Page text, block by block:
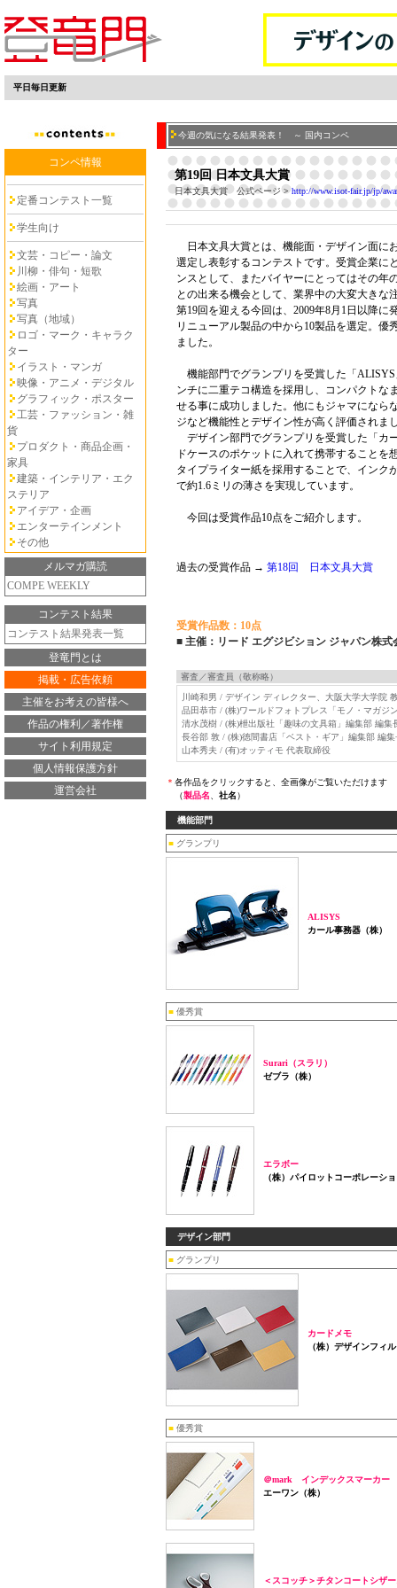
平日毎日更新
今週の気になる結果発表！ ～ 国内コンペ
コンペ情報
定番コンテスト一覧
学生向け
文芸・コピー・論文
川柳・俳句・短歌
絵画・アート
写真
写真（地域）
ロゴ・マーク・キャラク
ター
イラスト・マンガ
映像・アニメ・デジタル
グラフィック・ポスター
工芸・ファッション・雑
貨
プロダクト・商品企画・
家具
建築・インテリア・エク
ステリア
アイデア・企画
エンターテインメント
その他
メルマガ購読
COMPE WEEKLY
コンテスト結果
コンテスト結果発表一覧
登竜門とは
掲載・広告依頼
主催をお考えの皆様へ
作品の権利／著作権
サイト利用規定
個人情報保護方針
運営会社
第19回 日本文具大賞
日本文具大賞 公式ページ>http://www.isot-fair.jp/jp/
日本文具大賞とは、機能面・デザイン面に
選定し表彰するコンテストです。受賞企業に
ンスとして、またバイヤーにとってはその年
との出来る機会として、業界中の大変大きな
第19回を迎える今回は、2009年8月1日以降に
リニューアル製品の中から10製品を選定。優
ました。
機能部門でグランプリを受賞した「
ンチに二重テコ構造を採用し、コンパクトな
せる事に成功しました。他にもジャマになら
ジなど機能性とデザイン性が高く評価されま
デザイン部門でグランプリを受賞した「カ
ドケースのポケットに入れて携帯することを
タイプライター紙を採用することで、インク
で約1.6ミリの薄さを実現しています。
今回は受賞作品10点をご紹介します。
過去の受賞作品 → 第18回 日本文具大賞
受賞作品数：10点
■ 主催：リード エグジビション ジャパン株式
審査／審査員（敬称略）
川崎和男 / デザイン ディレクター、大阪大学大学院
品田恭市 / (株)ワールドフォトプレス「モノ・マガジ
清水茂樹 / (株)枻出版社「趣味の文具箱」編集部 編集
長谷部 敦 / (株)徳間書店「ベスト・ギア」編集部 編集
山本秀夫 / (有)オッティモ 代表取締役
＊ 各作品をクリックすると、全画像がご覧いただけます
（製品名 社名）
機能部門
■ グランプリ
ALISYS
カール事務器（株）
■ 優秀賞
Surari（スラリ）
ゼブラ（株）
エラボー
（株）パイロットコーポレーシ
デザイン部門
■ グランプリ
カードメモ
（株）デザインフィル
■ 優秀賞
＠mark インデックスマーカー
エーワン（株）
＜スコッチ＞チタンコートシザ